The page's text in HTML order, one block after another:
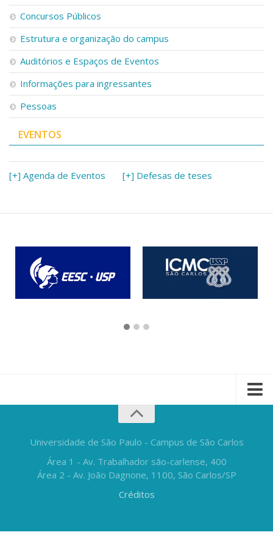
Concursos Públicos
Estrutura e organização do campus
Auditórios e Espaços de Eventos
Informações para ingressantes
Pessoas
EVENTOS
[+] Agenda de Eventos [+] Defesas de teses
Universidade de São Paulo - Campus de São Carlos
Área 1 - Av. Trabalhador são-carlense, 400
Área 2 - Av. João Dagnone, 1100, São Carlos/SP
Créditos